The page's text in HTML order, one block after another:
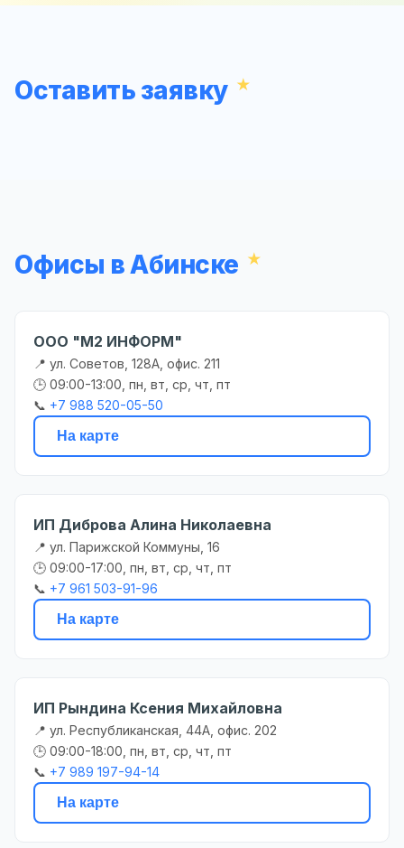
Оставить заявку
Офисы в Абинске
ООО "М2 ИНФОРМ"
📍 ул. Советов, 128А, офис. 211
🕒 09:00-13:00, пн, вт, ср, чт, пт
📞 +7 988 520-05-50
На карте
ИП Диброва Алина Николаевна
📍 ул. Парижской Коммуны, 16
🕒 09:00-17:00, пн, вт, ср, чт, пт
📞 +7 961 503-91-96
На карте
ИП Рындина Ксения Михайловна
📍 ул. Республиканская, 44А, офис. 202
🕒 09:00-18:00, пн, вт, ср, чт, пт
📞 +7 989 197-94-14
На карте